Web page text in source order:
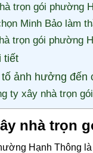
trọn gói phường
Minh Bảo làm
trọn gói phường
tiết
ảnh hưởng
ty xây nhà trọn
nhà trọn
Hạnh Thông